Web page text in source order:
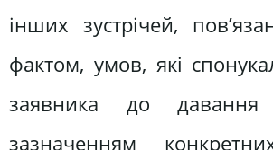
інших зустрічей,
фактом, умов, які
заявника до
зазначенням